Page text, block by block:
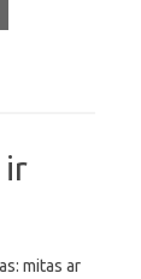
ir
mitas ar